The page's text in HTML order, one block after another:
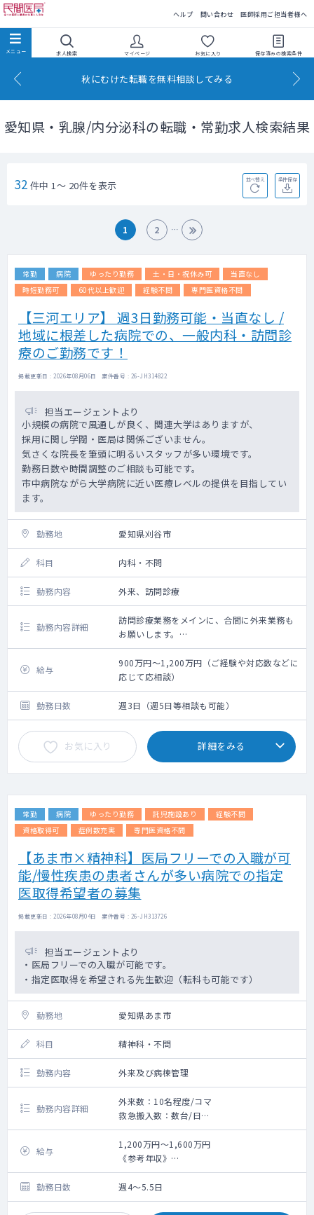
ヘルプ 問い合わせ 医師採用ご担当者様へ
求人検索 マイページ お気に入り 保存済みの検索条件
秋にむけた転職を無料相談してみる
愛知県・乳腺/内分泌科の転職・常勤求人検索結果
32 件中 1～ 20件を表示 並べ替え 条件保存
1 2
常勤 病院 ゆったり勤務 土・日・祝休み可
当直なし
時短勤務可
60代以上歓迎 経験不問 専門医資格不問
【三河エリア】 週3日勤務可能・当直なし /
地域に根差した病院での、一般内科・訪問診
療のご勤務です！
掲載更新日 : 2026年08月06日 案件番号 : 26-JH314822
担当エージェントより
小規模の病院で風通しが良く、関連大学はありますが、
採用に関し学閥・医局は関係ございません。
気さくな院長を筆頭に明るいスタッフが多い環境です。
勤務日数や時間調整のご相談も可能です。
市中病院ながら大学病院に近い医療レベルの提供を目指してい
ます。
勤務地 愛知県刈谷市
科目 内科・不問
勤務内容 外来、訪問診療
勤務内容詳細
訪問診療業務をメインに、合間に外来業務も
お願いします。
法人内の関連施設（病院隣接）の50～60名程
度をメインに、近隣の居宅も1～3件程お願い
致します。
外来は一般内科外来をはじめ、先生のご専門
に応じてお願いしております。
給与
900万円～1,200万円（ご経験や対応数などに
応じて応相談）
勤務日数 週3日（週5日等相談も可能）
お気に入り 詳細をみる
常勤 病院 ゆったり勤務 託児施設あり
経験不問
資格取得可
症例数充実 専門医資格不問
【あま市×精神科】医局フリーでの入職が可
能/慢性疾患の患者さんが多い病院での指定
医取得希望者の募集
掲載更新日 : 2026年08月04日 案件番号 : 26-JH313726
担当エージェントより
・医局フリーでの入職が可能です。
・指定医取得を希望される先生歓迎（転科も可能です）
勤務地 愛知県あま市
科目 精神科・不問
勤務内容 外来及び病棟管理
勤務内容詳細
外来数：10名程度/コマ
救急搬入数：数台/日
外来：週1～2コマ
外来数：10名程度/コマ
主な疾患：統合失調症、うつ病、双極性障
害、認知症、アルコール依存症等が多いです
病棟管理：25～30床程度/名
給与
1,200万円～1,600万円
《参考年収》
・3年目（非指定医）：1200万円（週5日、当
直4回／月の手当を含む）※ご経験等によりご
相談の上決定いたします
勤務日数 週4～5.5日